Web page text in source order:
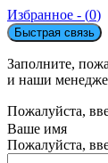
Избранное - (0)
Быстрая связь
Заполните,
и наши
Пожалуйста,
Ваше имя
Пожалуйста,